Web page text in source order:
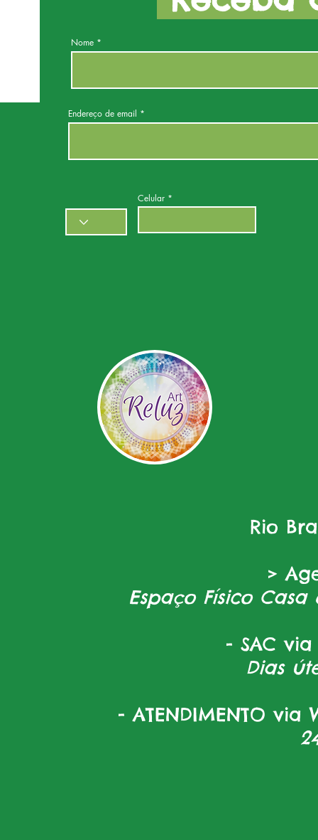
Rio
>
Espaço Físico Casa
- SAC via
Dias
- ATENDIMENTO via
Nome
Endereço de email
Celular